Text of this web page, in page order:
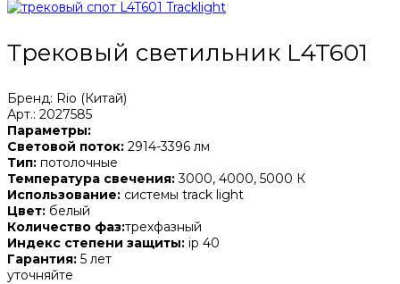
Трековый светильник L4T601
Бренд: Rio (Китай)
Арт.: 2027585
Параметры:
Световой поток: 2914-3396 лм
Тип: потолочные
Температура свечения:3000, 4000, 5000 К
Использование: системы track light
Цвет: белый
Количество фаз:трехфазный
Индекс степени защиты: ip 40
Гарантия: 5 лет
уточняйте